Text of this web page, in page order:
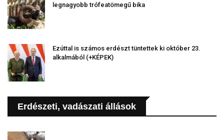
legnagyobb trófeatömegű bika
Ezúttal is számos erdészt tüntettek ki október 23.
alkalmából (+KÉPEK)
Erdészeti, vadászati állások